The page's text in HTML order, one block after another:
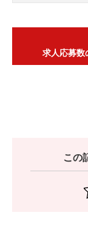
求人応募数
この